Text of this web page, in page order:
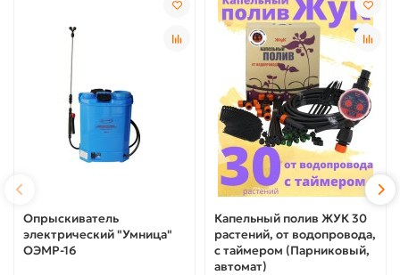
Опрыскиватель
электрический "Умница"
ОЭМР-16
Капельный полив ЖУК 30
растений, от водопровода,
с таймером (Парниковый,
автомат)